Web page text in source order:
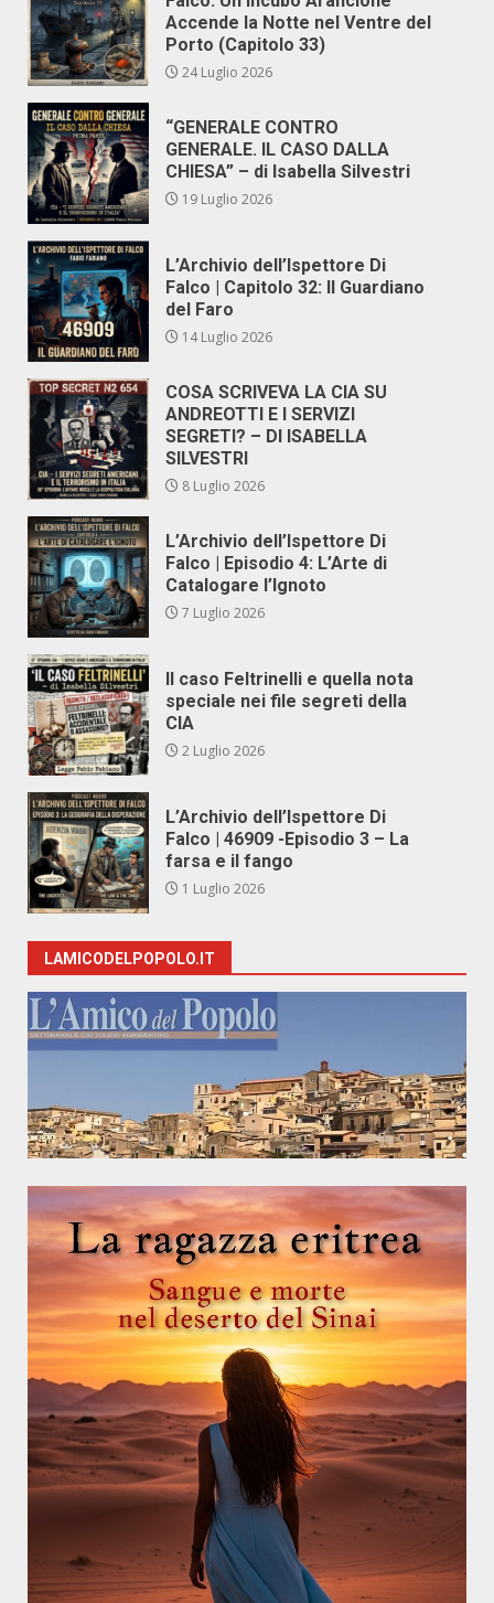
Accende la Notte nel Ventre del
Porto (Capitolo 33)
24 Luglio 2026
“GENERALE CONTRO
GENERALE. IL CASO DALLA
CHIESA” – di Isabella Silvestri
19 Luglio 2026
L’Archivio dell’Ispettore Di
Falco | Capitolo 32: Il Guardiano
del Faro
14 Luglio 2026
COSA SCRIVEVA LA CIA SU
ANDREOTTI E I SERVIZI
SEGRETI? – DI ISABELLA
SILVESTRI
8 Luglio 2026
L’Archivio dell’Ispettore Di
Falco | Episodio 4: L’Arte di
Catalogare l’Ignoto
7 Luglio 2026
Il caso Feltrinelli e quella nota
speciale nei file segreti della
CIA
2 Luglio 2026
L’Archivio dell’Ispettore Di
Falco | 46909 -Episodio 3 – La
farsa e il fango
1 Luglio 2026
LAMICODELPOPOLO.IT